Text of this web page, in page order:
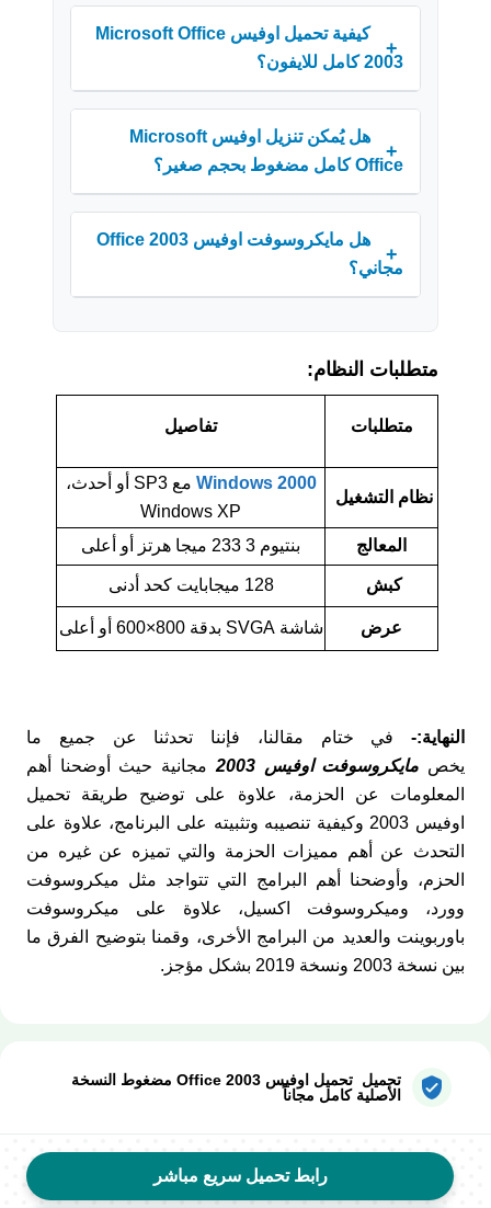
كيفية تحميل اوفيس Microsoft Office
2003 كامل للايفون؟
+
هل يُمكن تنزيل اوفيس Microsoft
Office كامل مضغوط بحجم صغير؟
+
هل مايكروسوفت اوفيس Office 2003
مجاني؟
+
متطلبات النظام:
متطلبات تفاصيل
نظام التشغيل
Windows 2000
مع SP3 أو أحدث،
Windows XP
المعالج
بنتيوم 3 233 ميجا هرتز أو أعلى
كبش 128 ميجابايت كحد أدنى
عرض شاشة SVGA بدقة 800×600 أو أعلى
النهاية:- في ختام مقالنا، فإننا تحدثنا عن جميع ما
يخص مايكروسوفت اوفيس 2003
مجانية حيث أوضحنا أهم
المعلومات عن الحزمة، علاوة على توضيح طريقة تحميل
اوفيس 2003 وكيفية تنصيبه وتثبيته على البرنامج، علاوة على
التحدث عن أهم مميزات الحزمة والتي تميزه عن غيره من
الحزم، وأوضحنا أهم البرامج التي تتواجد مثل ميكروسوفت
وورد، وميكروسوفت اكسيل، علاوة على ميكروسوفت
باوربوينت والعديد من البرامج الأخرى، وقمنا بتوضيح الفرق ما
بين نسخة 2003 ونسخة 2019 بشكل مؤجز.
تحميل تحميل اوفيس Office 2003 مضغوط النسخة
الأصلية كامل مجاناً
رابط تحميل سريع مباشر